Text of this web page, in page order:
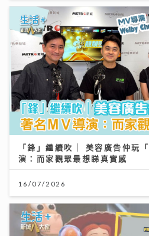
「鋒」繼續吹 | 美容廣告仲玩
演：而家觀眾最想睇真實感
16/07/2026